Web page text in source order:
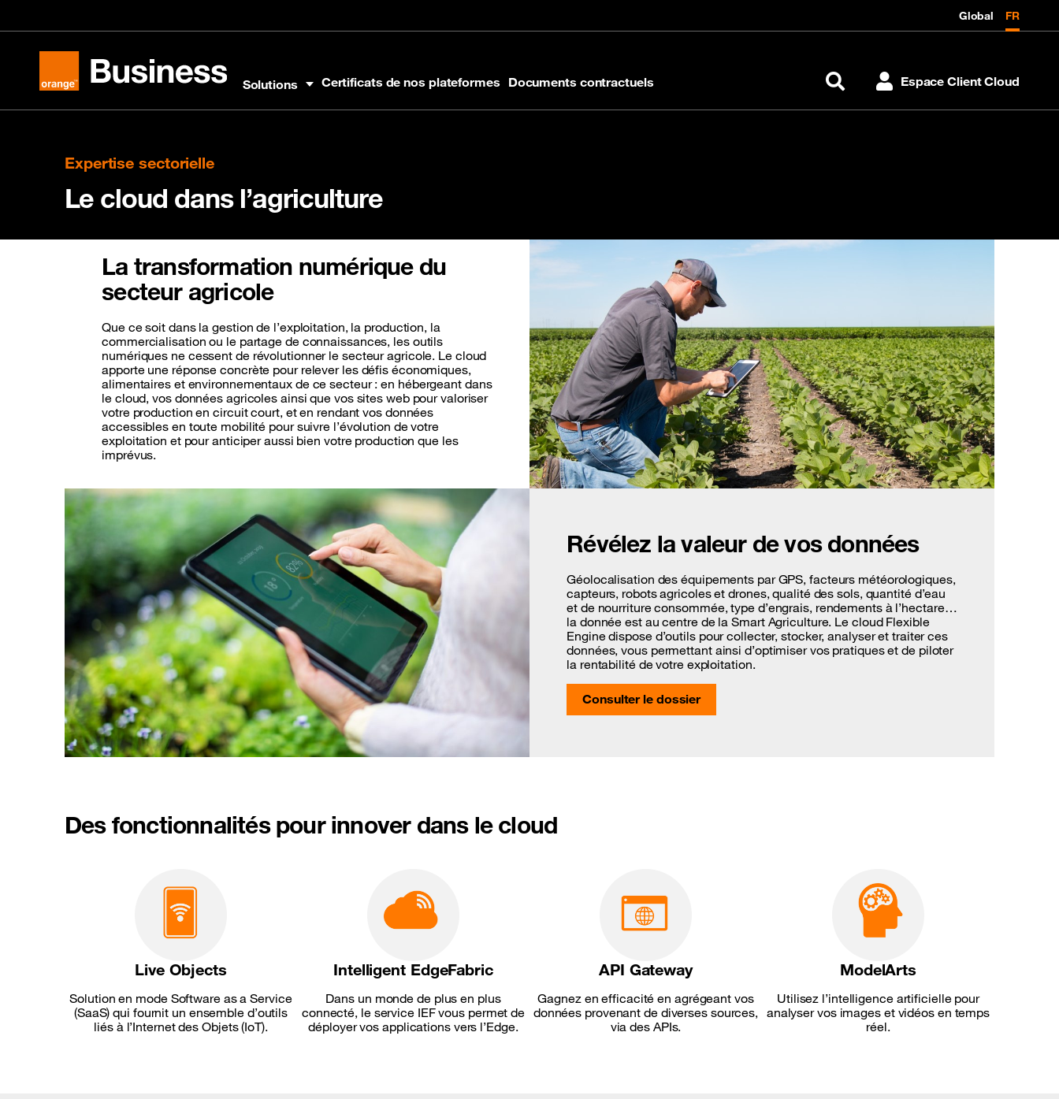
Global FR
Orange Business
Solutions Certificats de nos plateformes Documents contractuels Rechercher Espace Client Cloud
Expertise sectorielle
Le cloud dans l’agriculture
La transformation numérique du
secteur agricole
Que ce soit dans la gestion de l’exploitation, la production, la
commercialisation ou le partage de connaissances, les outils
numériques ne cessent de révolutionner le secteur agricole. Le cloud
apporte une réponse concrète pour relever les défis économiques,
alimentaires et environnementaux de ce secteur : en hébergeant dans
le cloud, vos données agricoles ainsi que vos sites web pour valoriser
votre production en circuit court, et en rendant vos données
accessibles en toute mobilité pour suivre l’évolution de votre
exploitation et pour anticiper aussi bien votre production que les
imprévus.
Révélez la valeur de vos données
Géolocalisation des équipements par GPS, facteurs météorologiques,
capteurs, robots agricoles et drones, qualité des sols, quantité d’eau
et de nourriture consommée, type d’engrais, rendements à l’hectare…
la donnée est au centre de la Smart Agriculture. Le cloud Flexible
Engine dispose d’outils pour collecter, stocker, analyser et traiter ces
données, vous permettant ainsi d’optimiser vos pratiques et de piloter
la rentabilité de votre exploitation.
Consulter le dossier
Des fonctionnalités pour innover dans le cloud
Live Objects
Solution en mode Software as a Service
(SaaS) qui fournit un ensemble d’outils
liés à l’Internet des Objets (IoT).
Intelligent EdgeFabric
Dans un monde de plus en plus
connecté, le service IEF vous permet de
déployer vos applications vers l’Edge.
API Gateway
Gagnez en efficacité en agrégeant vos
données provenant de diverses sources,
via des APIs.
ModelArts
Utilisez l’intelligence artificielle pour
analyser vos images et vidéos en temps
réel.